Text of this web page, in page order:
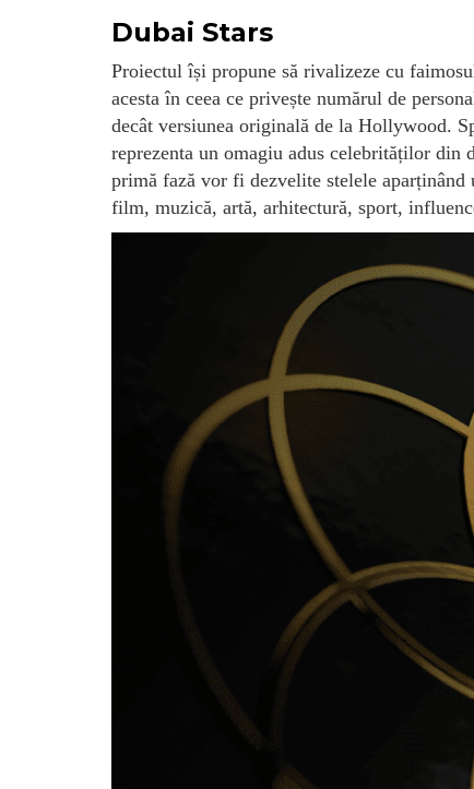
Dubai Stars
Proiectul își propune să rivalizeze cu
acesta în ceea ce privește numărul de
decât versiunea originală de la Hollywood.
reprezenta un omagiu adus celebrităților
primă fază vor fi dezvelite stelele aparținând
film, muzică, artă, arhitectură, sport,